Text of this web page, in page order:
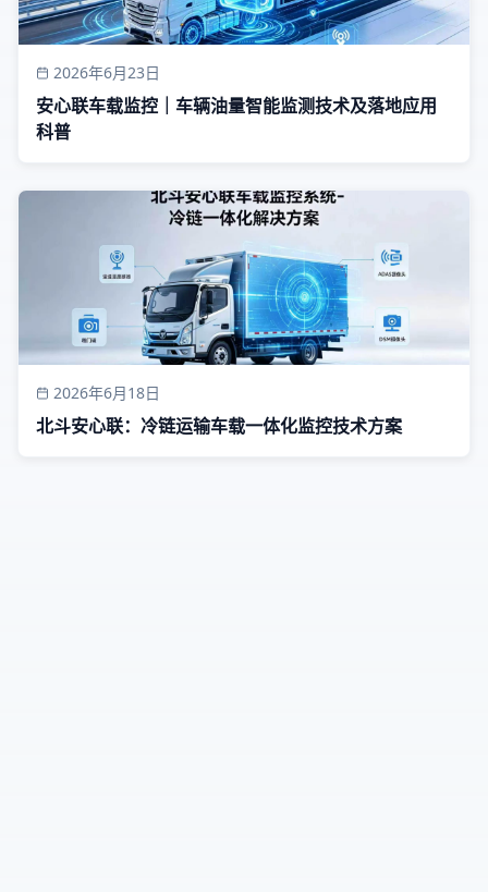
2026年6月23日
安心联车载监控｜车辆油量智能监测技术及落地应用
科普
2026年6月18日
北斗安心联：冷链运输车载一体化监控技术方案